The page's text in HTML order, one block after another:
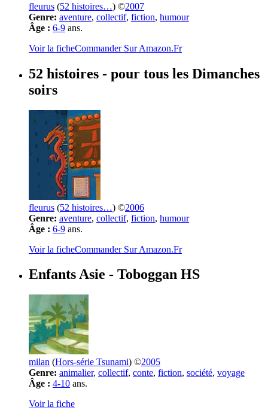
fleurus (52 histoires…) ©2007
Genre: aventure, collectif, fiction, humour
Âge : 6-9 ans.
Voir la ficheCommander Sur Amazon.Fr
52 histoires - pour tous les Dimanches
soirs
fleurus (52 histoires…) ©2006
Genre: aventure, collectif, fiction, humour
Âge : 6-9 ans.
Voir la ficheCommander Sur Amazon.Fr
Enfants Asie - Toboggan HS
milan (Hors-série Tsunami) ©2005
Genre: animalier, collectif, conte, fiction, société, voyage
Âge : 4-10 ans.
Voir la fiche